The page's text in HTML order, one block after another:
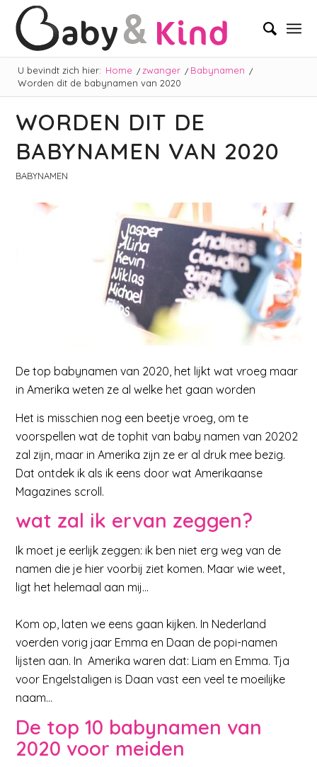
U bevindt zich hier: Home / zwanger / Babynamen /
Worden dit de babynamen van 2020
WORDEN DIT DE
BABYNAMEN VAN 2020
BABYNAMEN
De top babynamen van 2020, het lijkt wat vroeg maar
in Amerika weten ze al welke het gaan worden
Het is misschien nog een beetje vroeg, om te
voorspellen wat de tophit van baby namen van 20202
zal zijn, maar in Amerika zijn ze er al druk mee bezig.
Dat ontdek ik als ik eens door wat Amerikaanse
Magazines scroll.
wat zal ik ervan zeggen?
Ik moet je eerlijk zeggen: ik ben niet erg weg van de
namen die je hier voorbij ziet komen. Maar wie weet,
ligt het helemaal aan mij…
Kom op, laten we eens gaan kijken. In Nederland
voerden vorig jaar Emma en Daan de popi-namen
lijsten aan. In Amerika waren dat: Liam en Emma. Tja
voor Engelstaligen is Daan vast een veel te moeilijke
naam…
De top 10 babynamen van
2020 voor meiden